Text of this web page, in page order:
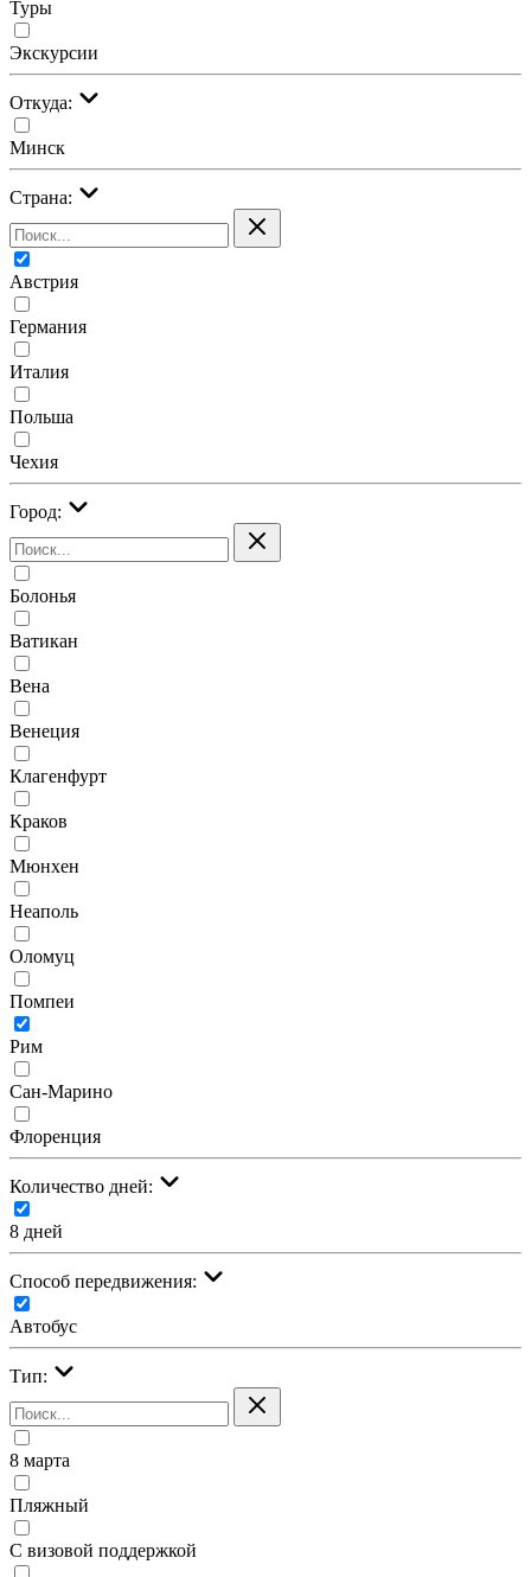
Туры
Экскурсии
Откуда:
Минск
Страна:
Австрия
Германия
Италия
Польша
Чехия
Город:
Болонья
Ватикан
Вена
Венеция
Клагенфурт
Краков
Мюнхен
Неаполь
Оломуц
Помпеи
Рим
Сан-Марино
Флоренция
Количество дней:
8 дней
Cпособ передвижения:
Автобус
Тип:
8 марта
Пляжный
С визовой поддержкой